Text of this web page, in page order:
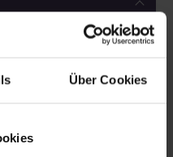
Über Cookies
Blende geschlossen